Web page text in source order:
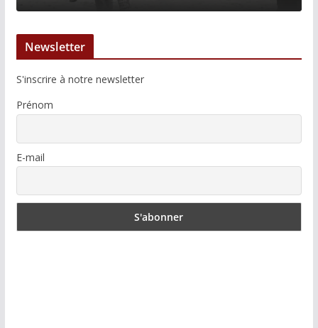
Newsletter
S'inscrire à notre newsletter
Prénom
E-mail